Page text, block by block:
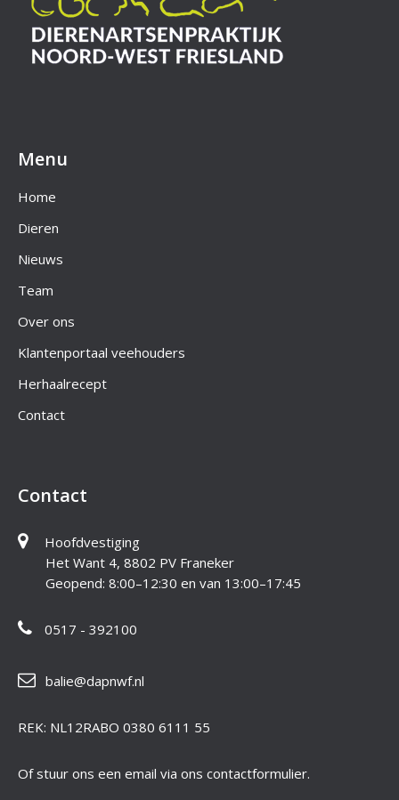
Menu
Home
Dieren
Nieuws
Team
Over ons
Klantenportaal veehouders
Herhaalrecept
Contact
Contact
Hoofdvestiging
Het Want 4, 8802 PV Franeker
Geopend: 8:00–12:30 en van 13:00–17:45
0517 - 392100
balie@dapnwf.nl
REK: NL12RABO 0380 6111 55
Of stuur ons een email via ons contactformulier.